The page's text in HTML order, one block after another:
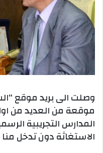
وصلت الى بريد موقع
موقعة من العديد من
المدارس التجريبية
الاستغاثة دون تدخل